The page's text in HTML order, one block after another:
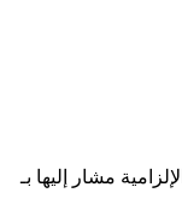
مشار إليها بـ